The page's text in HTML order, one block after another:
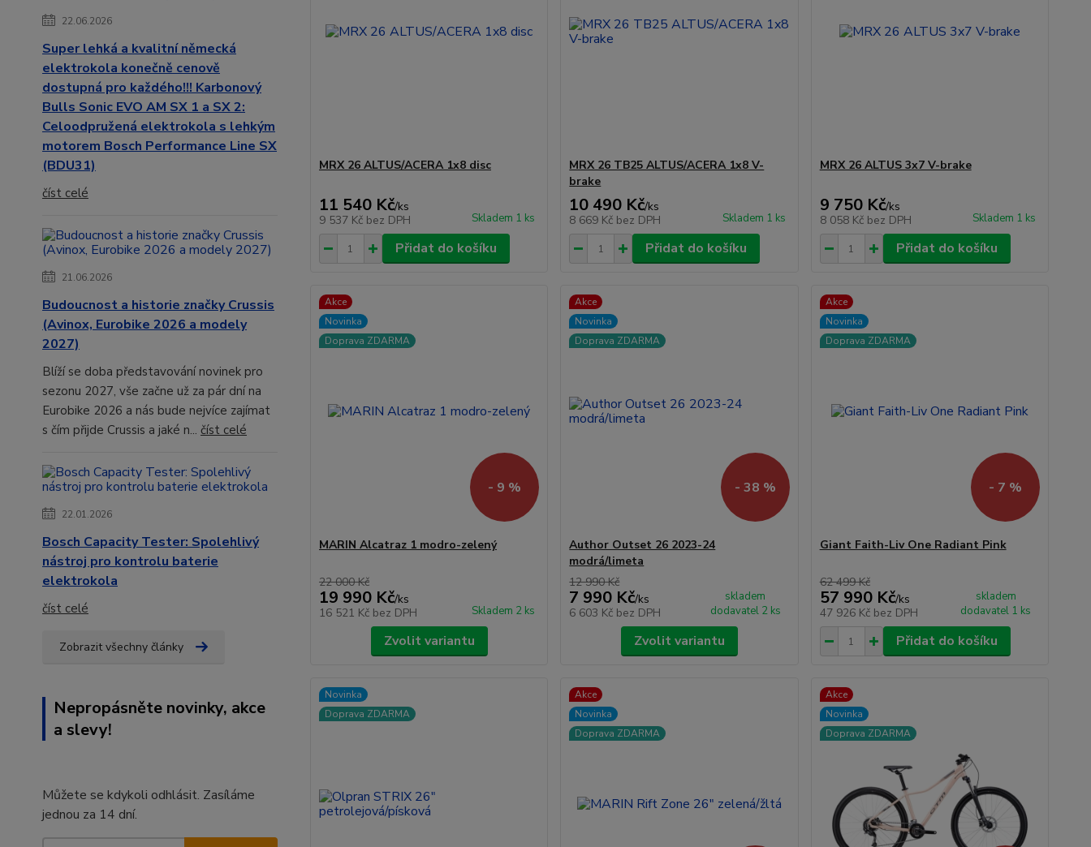
22.06.2026
Super lehká a kvalitní německá
elektrokola konečně cenově
dostupná pro každého!!! Karbonový
Bulls Sonic EVO AM SX 1 a SX 2:
Celoodpružená elektrokola s lehkým
motorem Bosch Performance Line SX
(BDU31)
číst celé
21.06.2026
Budoucnost a historie značky Crussis
(Avinox, Eurobike 2026 a modely
2027)
Blíží se doba představování novinek pro
sezonu 2027, vše začne už za pár dní na
Eurobike 2026 a nás bude nejvíce zajímat
s čím přijde Crussis a jaké n... číst celé
22.01.2026
Bosch Capacity Tester: Spolehlivý
nástroj pro kontrolu baterie
elektrokola
číst celé
Zobrazit všechny články
Nepropásněte novinky, akce
a slevy!
Můžete se kdykoli odhlásit. Zasíláme
jednou za 14 dní.
MRX 26 ALTUS/ACERA 1x8 disc
11 540 Kč/ks
9 537 Kč bez DPH Skladem 1 ks
Přidat do košíku
MRX 26 TB25 ALTUS/ACERA 1x8 V-
brake
10 490 Kč/ks
8 669 Kč bez DPH Skladem 1 ks
Přidat do košíku
MRX 26 ALTUS 3x7 V-brake
9 750 Kč/ks
8 058 Kč bez DPH Skladem 1 ks
Přidat do košíku
Akce
Novinka
Doprava ZDARMA
- 9 %
MARIN Alcatraz 1 modro-zelený
22 000 Kč
19 990 Kč/ks
16 521 Kč bez DPH Skladem 2 ks
Zvolit variantu
Akce
Novinka
Doprava ZDARMA
- 38 %
Author Outset 26 2023-24
modrá/limeta
12 990 Kč
7 990 Kč/ks
6 603 Kč bez DPH
skladem
dodavatel 2 ks
Zvolit variantu
Akce
Novinka
Doprava ZDARMA
- 7 %
Giant Faith-Liv One Radiant Pink
62 499 Kč
57 990 Kč/ks
47 926 Kč bez DPH
skladem
dodavatel 1 ks
Přidat do košíku
Novinka
Doprava ZDARMA
Akce
Novinka
Doprava ZDARMA
Akce
Novinka
Doprava ZDARMA